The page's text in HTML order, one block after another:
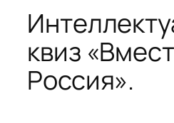
квиз
Россия».